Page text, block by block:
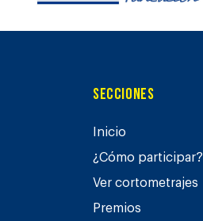
Secciones
Inicio
¿Cómo participar?
Ver cortometrajes
Premios